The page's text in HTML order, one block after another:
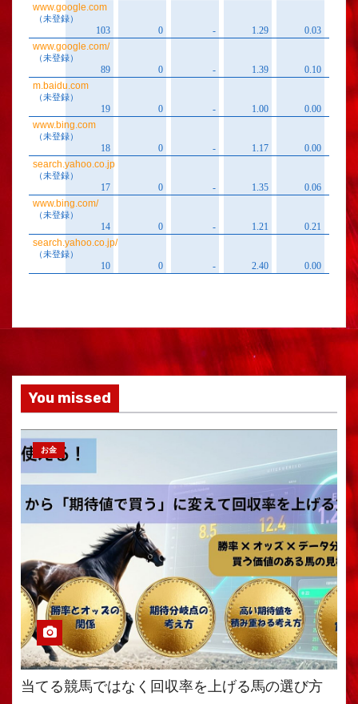
You missed
お金
当てる競馬ではなく回収率を上げる馬の選び方